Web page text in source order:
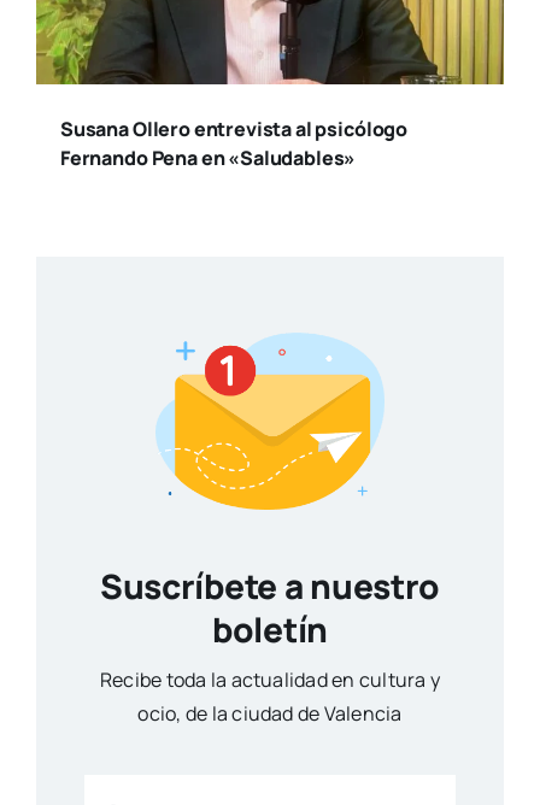
Susana Ollero entrevista al psicólogo
Fernando Pena en «Saludables»
Suscríbete a nuestro
boletín
Reci­be toda la actua­li­dad en cul­tu­ra y
ocio, de la ciu­dad de Valen­cia